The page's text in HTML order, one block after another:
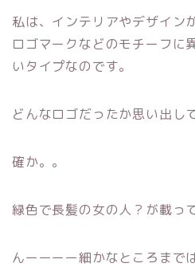
私は、インテリアやデザイン
ロゴマークなどのモチーフに
いタイプなのです。
どんなロゴだったか思い出し
確か。。
緑色で長髪の女の人？が載っ
んーーーー細かなところまで